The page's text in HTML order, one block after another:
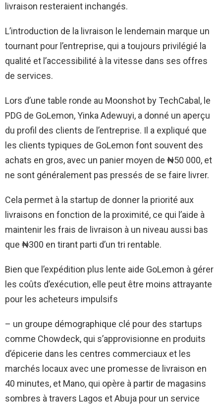
livraison resteraient inchangés.
L’introduction de la livraison le lendemain marque un
tournant pour l’entreprise, qui a toujours privilégié la
qualité et l’accessibilité à la vitesse dans ses offres
de services.
Lors d’une table ronde au Moonshot by TechCabal, le
PDG de GoLemon, Yinka Adewuyi, a donné un aperçu
du profil des clients de l’entreprise. Il a expliqué que
les clients typiques de GoLemon font souvent des
achats en gros, avec un panier moyen de ₦50 000, et
ne sont généralement pas pressés de se faire livrer.
Cela permet à la startup de donner la priorité aux
livraisons en fonction de la proximité, ce qui l’aide à
maintenir les frais de livraison à un niveau aussi bas
que ₦300 en tirant parti d’un tri rentable.
Bien que l’expédition plus lente aide GoLemon à gérer
les coûts d’exécution, elle peut être moins attrayante
pour les acheteurs impulsifs
– un groupe démographique clé pour des startups
comme Chowdeck, qui s’approvisionne en produits
d’épicerie dans les centres commerciaux et les
marchés locaux avec une promesse de livraison en
40 minutes, et Mano, qui opère à partir de magasins
sombres à travers Lagos et Abuja pour un service